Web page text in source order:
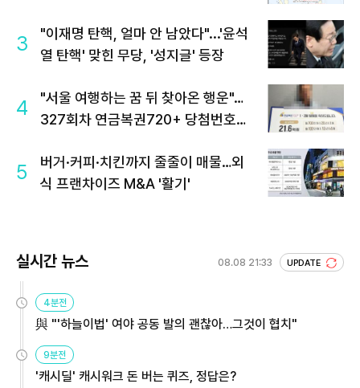
3
"이재명 탄핵, 얼마 안 남았다"...'윤석
열 탄핵' 맞힌 무당, '성지글' 등장
4
"서울 여행하는 꿈 뒤 찾아온 행운"…
327회차 연금복권720+ 당첨번호조
5
버거·커피·치킨까지 줄줄이 매물…외
식 프랜차이즈 M&A '활기'
실시간 뉴스 08.08 21:33 UPDATE
4분전
與 "'하늘이법' 여야 공동 발의 괜찮아…그것이 협치"
9분전
'캐시딜' 캐시워크 돈 버는 퀴즈, 정답은?